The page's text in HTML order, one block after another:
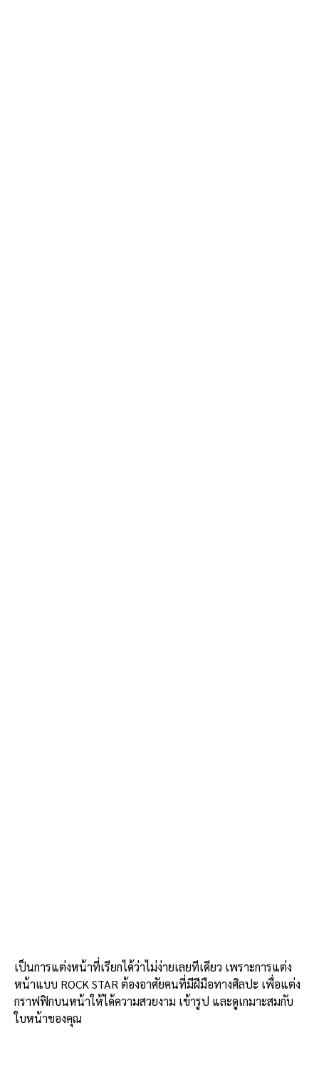
เป็นการแต่งหน้าที่เรียกได้ว่าไม่ง่ายเลยทีเดียว เพราะการแต่ง
หน้าแบบ ROCK STAR ต้องอาศัยคนที่มีฝีมือทางศิลปะ เพื่อแต่ง
กราฟฟิกบนหน้าให้ได้ความสวยงาม เข้ารูป และดูเกมาะสมกับ
ใบหน้าของคุณ